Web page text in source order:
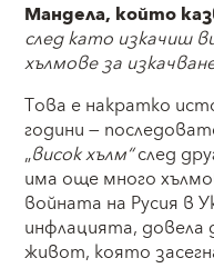
Мандела, който
след като изкачиш
хълмове за
Това е накратко
години —
„висок хълм“след
има още много
войната на Русия в
инфлацията, довела
живот, която